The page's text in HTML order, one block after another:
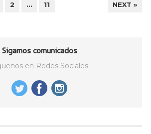
2 … 11 NEXT »
Sigamos comunicados
en Redes Sociales